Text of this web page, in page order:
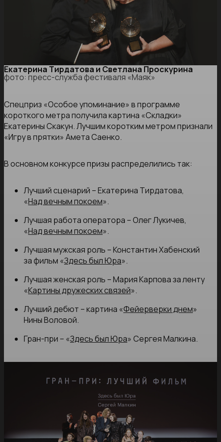
Екатерина Тирдатова и Светлана Проскурина
фото: пресс-служба фестиваля «Маяк»
Спецприз «Особое упоминание» в программе
короткого метра получила картина «Складки»
Екатерины Скакун. Лучшим коротким метром признали
«Игру в прятки» Амета Саенко.
В основном конкурсе призы распределились так:
Лучший сценарий – Екатерина Тирдатова,
«Над вечным покоем».
Лучшая работа оператора – Олег Лукичев,
«Над вечным покоем».
Лучшая мужская роль – Константин Хабенский
за фильм «Здесь был Юра».
Лучшая женская роль – Мария Карпова за ленту
«Картины дружеских связей».
Лучший дебют – картина «Фейерверки днем»
Нины Воловой.
Гран-при – «Здесь был Юра» Сергея Малкина.